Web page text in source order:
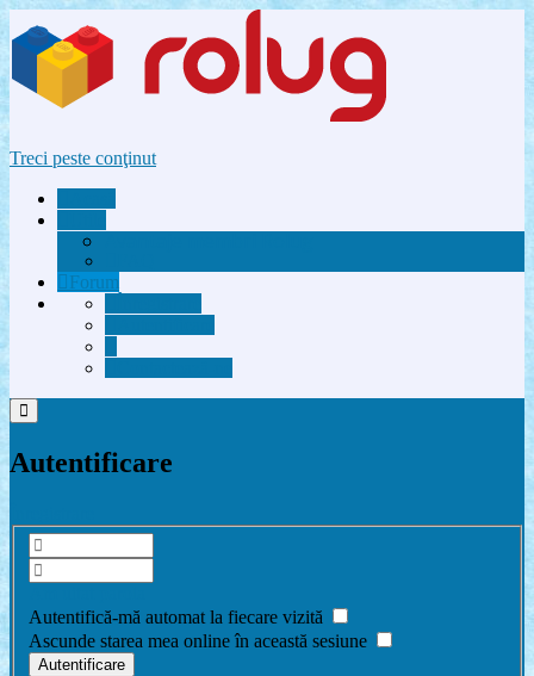
Treci peste conţinut
Forum
Autentificare
Autentifică-mă automat la fiecare vizită
Ascunde starea mea online în această sesiune